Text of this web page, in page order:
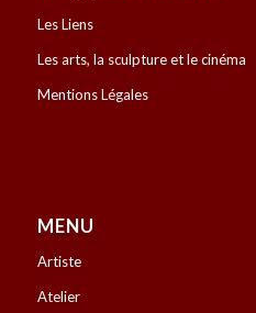
Les Liens
Les arts, la sculpture et le cinéma
Mentions Légales
MENU
Artiste
Atelier